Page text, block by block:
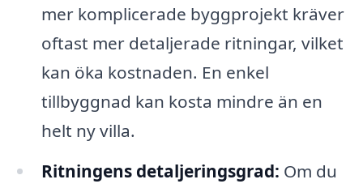
mer komplicerade byggprojekt kräver
oftast mer detaljerade ritningar, vilket
kan öka kostnaden. En enkel
tillbyggnad kan kosta mindre än en
helt ny villa.
Ritningens detaljeringsgrad: Om du